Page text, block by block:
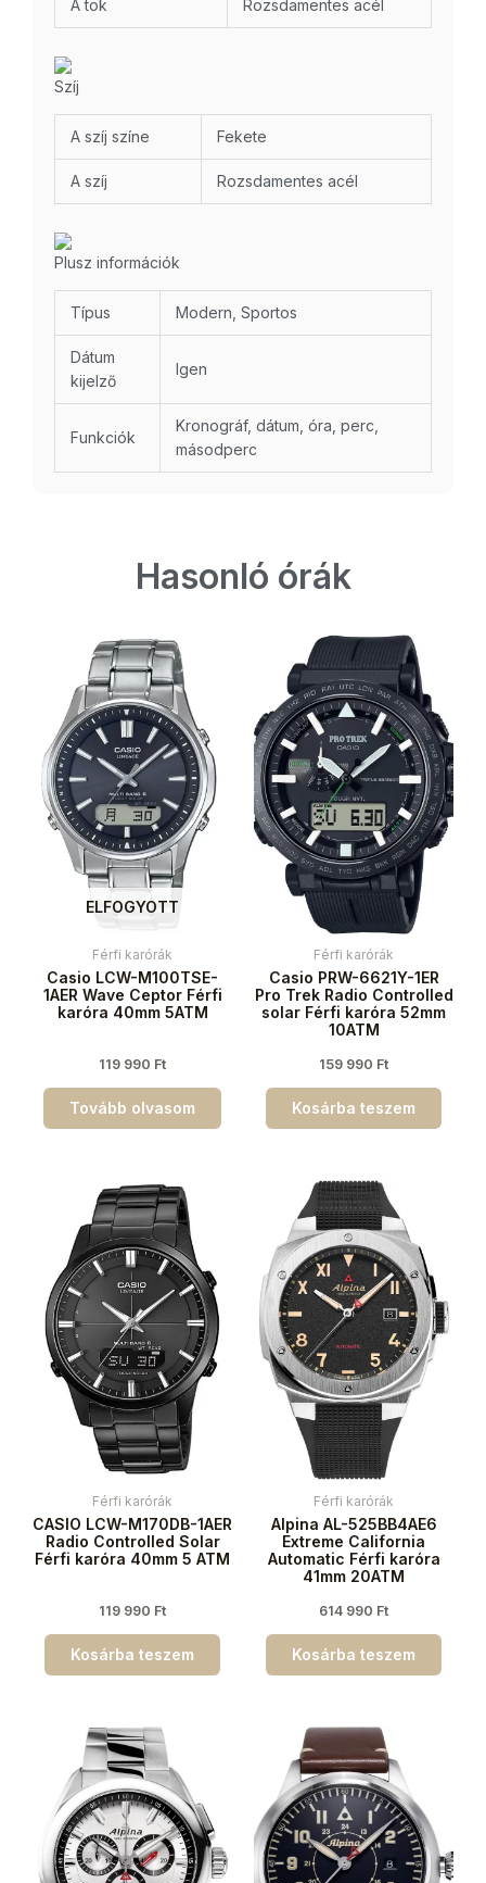
A tok Rozsdamentes acél
Szíj
A szíj színe Fekete
A szíj Rozsdamentes acél
Plusz információk
Típus Modern, Sportos
Dátum
kijelző
Igen
Funkciók
Kronográf, dátum, óra, perc,
másodperc
Hasonló órák
ELFOGYOTT
Férfi karórák
Casio LCW-M100TSE-
1AER Wave Ceptor Férfi
karóra 40mm 5ATM
119 990 Ft
Tovább olvasom
Férfi karórák
Casio PRW-6621Y-1ER
Pro Trek Radio Controlled
solar Férfi karóra 52mm
10ATM
159 990 Ft
Kosárba teszem
Férfi karórák
CASIO LCW-M170DB-1AER
Radio Controlled Solar
Férfi karóra 40mm 5 ATM
119 990 Ft
Kosárba teszem
Férfi karórák
Alpina AL-525BB4AE6
Extreme California
Automatic Férfi karóra
41mm 20ATM
614 990 Ft
Kosárba teszem